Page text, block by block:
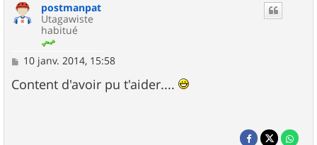
postmanpat
Utagawiste
habitué
M
s
s
10 janv. 2014, 15:58
Content d'avoir pu t'aider....